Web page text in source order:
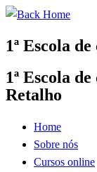
Skip
content
1ª Escola
1ª Escola
Retalho
Home
Sobre nós
Cursos online